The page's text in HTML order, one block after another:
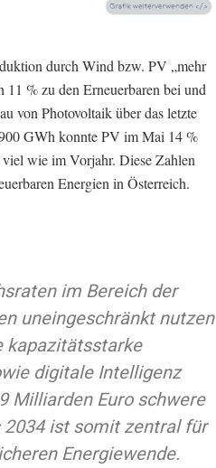
durch Wind bzw. PV „mehr
% zu den Erneuerbaren bei und
von Photovoltaik über das letzte
GWh konnte PV im Mai 14 %
viel wie im Vorjahr. Diese Zahlen
Energien in Österreich.
im Bereich der
uneingeschränkt nutzen
kapazitätsstarke
digitale Intelligenz
Milliarden Euro schwere
ist somit zentral für
Energiewende.